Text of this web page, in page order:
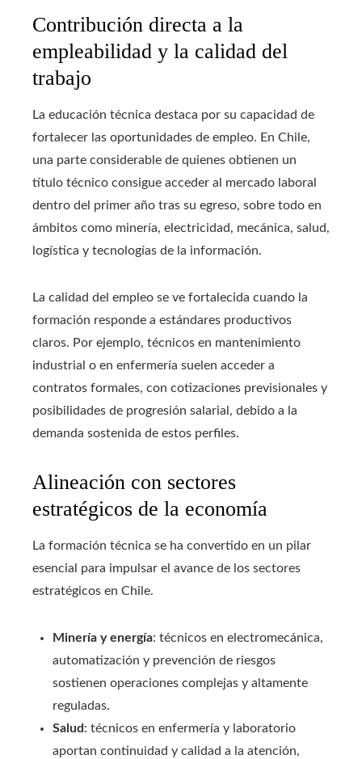
Contribución directa a la
empleabilidad y la calidad del
trabajo
La educación técnica destaca por su capacidad de
fortalecer las oportunidades de empleo. En Chile,
una parte considerable de quienes obtienen un
título técnico consigue acceder al mercado laboral
dentro del primer año tras su egreso, sobre todo en
ámbitos como minería, electricidad, mecánica, salud,
logística y tecnologías de la información.
La calidad del empleo se ve fortalecida cuando la
formación responde a estándares productivos
claros. Por ejemplo, técnicos en mantenimiento
industrial o en enfermería suelen acceder a
contratos formales, con cotizaciones previsionales y
posibilidades de progresión salarial, debido a la
demanda sostenida de estos perfiles.
Alineación con sectores
estratégicos de la economía
La formación técnica se ha convertido en un pilar
esencial para impulsar el avance de los sectores
estratégicos en Chile.
Minería y energía: técnicos en electromecánica,
automatización y prevención de riesgos
sostienen operaciones complejas y altamente
reguladas.
Salud: técnicos en enfermería y laboratorio
aportan continuidad y calidad a la atención,